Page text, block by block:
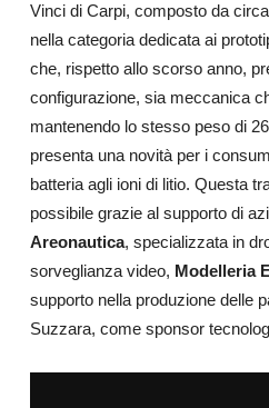
Vinci di Carpi, composto da
nella categoria dedicata ai
che, rispetto allo scorso anno,
configurazione, sia meccanica
mantenendo lo stesso peso di
presenta una novità per i
batteria agli ioni di litio. Questa
possibile grazie al supporto di
Areonautica, specializzata in
sorveglianza video, Modelleria
supporto nella produzione delle
Suzzara, come sponsor